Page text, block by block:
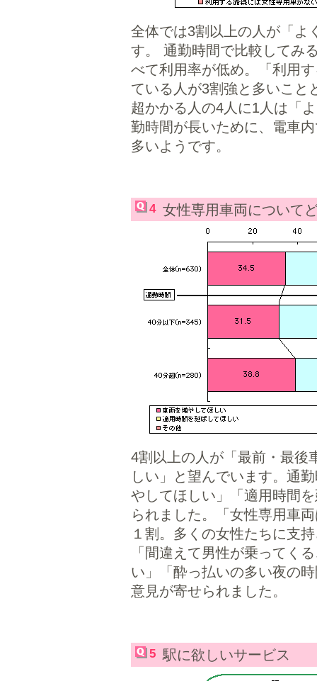
全体では3割以上の人が「よ
す。 通勤時間で比較してみ
べて利用率が低め。「利用
ている人が3割強と多いこと
超かかる人の4人に1人は「
勤時間が長いために、電車
多いようです。
4 女性専用車両について
4割以上の人が「最前・最後
しい」と望んでいます。通
やしてほしい」「適用時間
られました。「女性専用車
１割。多くの女性たちに支
「間違えて男性が乗ってく
い」「酔っ払いの多い夜の
意見が寄せられました。
5 駅に欲しいサービス